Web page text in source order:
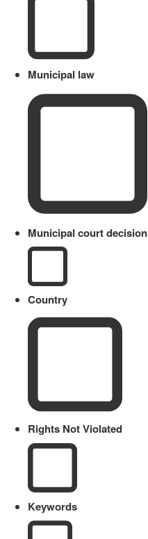
Municipal law
Municipal court decision
Country
Rights Not Violated
Keywords